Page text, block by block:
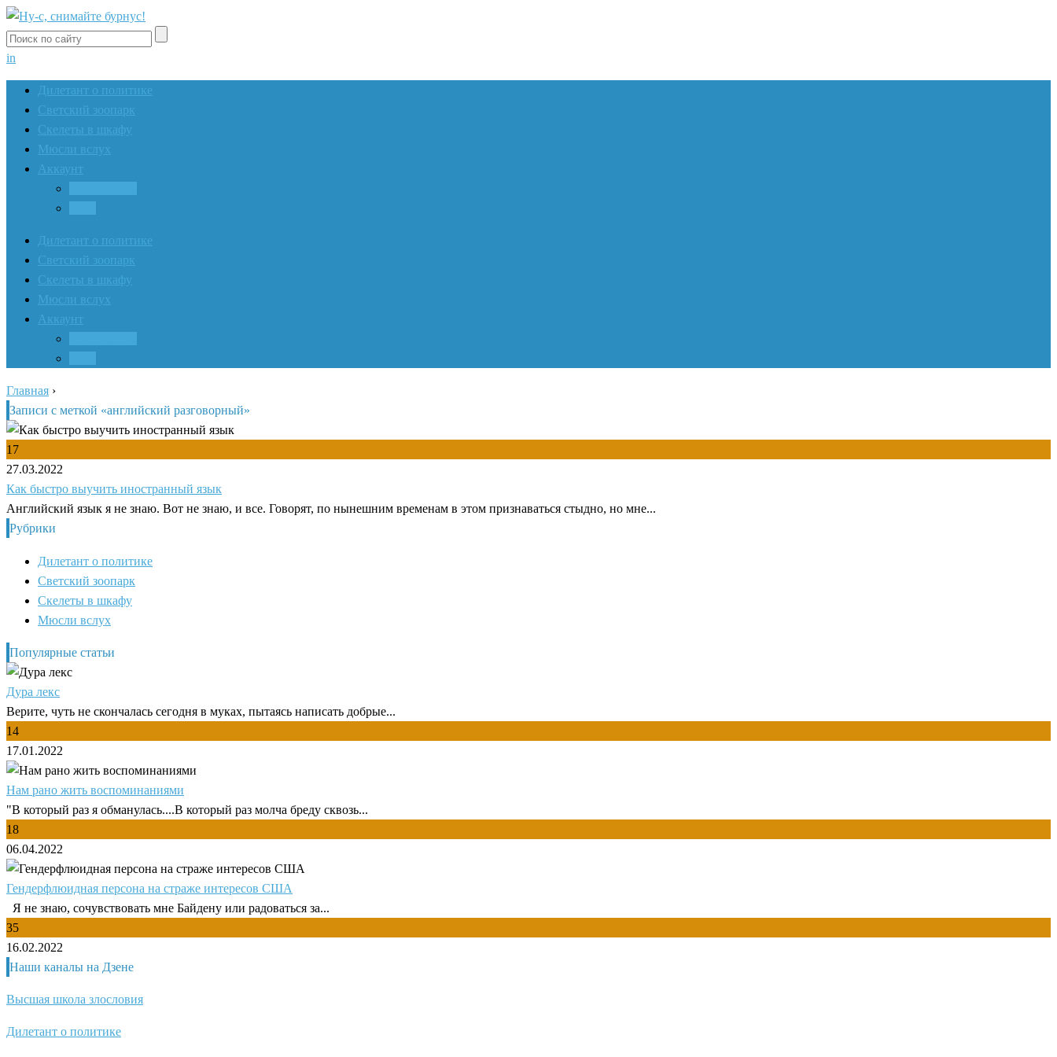
in
Дилетант о политике
Светский зоопарк
Скелеты в шкафу
Мюсли вслух
Аккаунт
Дилетант о политике
Светский зоопарк
Скелеты в шкафу
Мюсли вслух
Аккаунт
Главная ›
Записи с меткой «английский разговорный»
17
27.03.2022
Как быстро выучить иностранный язык
Английский язык я не знаю. Вот не знаю, и все. Говорят, по нынешним временам в этом признаваться стыдно, но мне...
Рубрики
Дилетант о политике
Светский зоопарк
Скелеты в шкафу
Мюсли вслух
Популярные статьи
Дура лекс
Верите, чуть не скончалась сегодня в муках, пытаясь написать добрые...
14
17.01.2022
Нам рано жить воспоминаниями
"В который раз я обманулась....В который раз молча бреду сквозь...
18
06.04.2022
Гендерфлюидная персона на страже интересов США
Я не знаю, сочувствовать мне Байдену или радоваться за...
35
16.02.2022
Наши каналы на Дзене
Высшая школа злословия
Дилетант о политике